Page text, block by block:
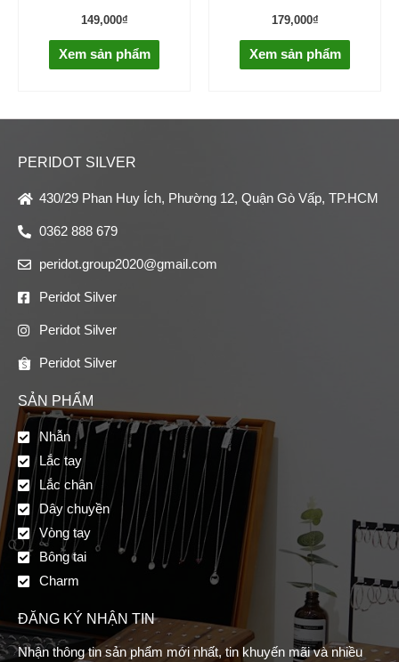
149,000₫
Xem sản phẩm
179,000₫
Xem sản phẩm
PERIDOT SILVER
430/29 Phan Huy Ích, Phường 12, Quận Gò Vấp, TP.HCM
0362 888 679
peridot.group2020@gmail.com
Peridot Silver
Peridot Silver
Peridot Silver
SẢN PHẨM
Nhẫn
Lắc tay
Lắc chân
Dây chuyền
Vòng tay
Bông tai
Charm
ĐĂNG KÝ NHẬN TIN
Nhận thông tin sản phẩm mới nhất, tin khuyến mãi và nhiều